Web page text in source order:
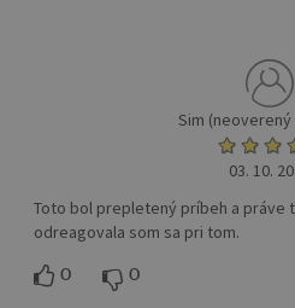
Sim (neoverený
03. 10.
Toto bol prepletený príbeh a práve
odreagovala som sa pri tom.
0 0